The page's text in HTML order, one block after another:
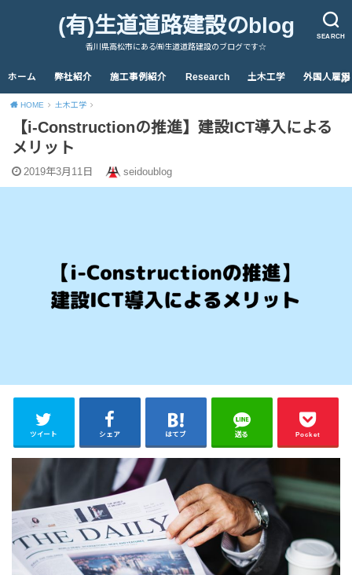
SEARCH
(有)生道道路建設のblog
香川県高松市にある㈲生道道路建設のブログです☆
ホーム 弊社紹介 施工事例紹介 Research 土木工学 外国人雇用
HOME 土木工学
【i-Constructionの推進】建設ICT導入による
メリット
2019年3月11日 seidoublog
ツイート シェア はてブ 送る Pocket